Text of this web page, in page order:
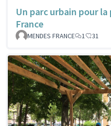
Un parc urbain pour la
France
MENDES FRANCE 1 31